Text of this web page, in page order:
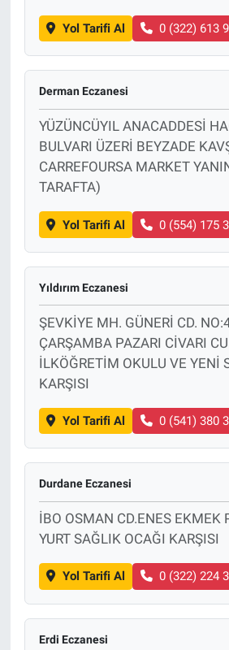
Yol Tarifi Al 0 (322) 613
Derman Eczanesi
YÜZÜNCÜYIL ANACADDESİ
BULVARI ÜZERİ BEYZADE
CARREFOURSA MARKET
TARAFTA)
Yol Tarifi Al 0 (554) 175
Yıldırım Eczanesi
ŞEVKİYE MH. GÜNERİ CD.
ÇARŞAMBA PAZARI CİVARI
İLKÖĞRETİM OKULU VE YENİ
KARŞISI
Yol Tarifi Al 0 (541) 380
Durdane Eczanesi
İBO OSMAN CD.ENES EKMEK
YURT SAĞLIK OCAĞI KARŞISI
Yol Tarifi Al 0 (322) 224
Erdi Eczanesi